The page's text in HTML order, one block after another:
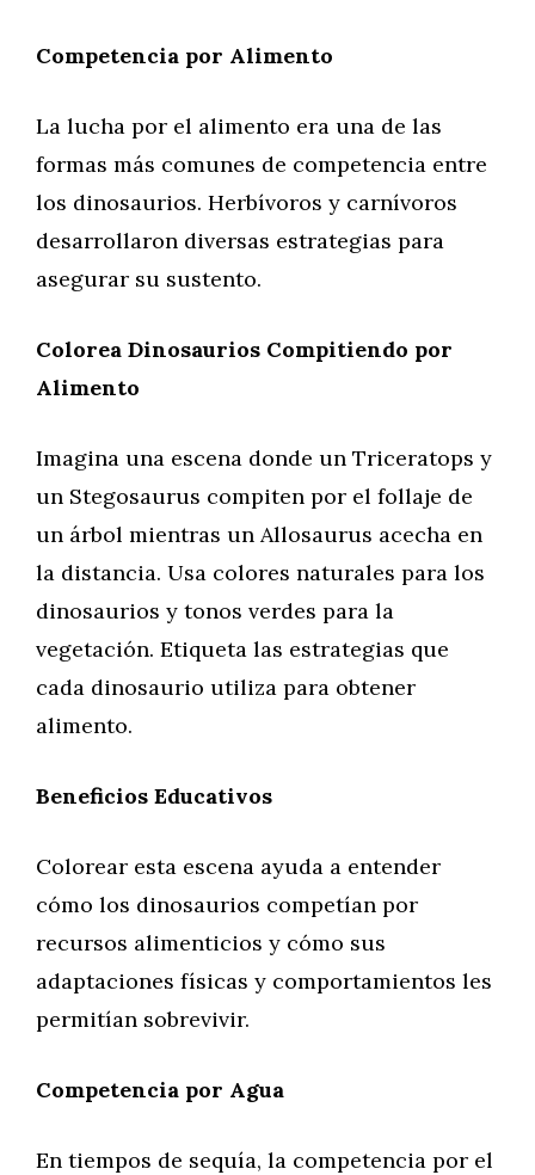
Competencia por Alimento
La lucha por el alimento era una de las
formas más comunes de competencia entre
los dinosaurios. Herbívoros y carnívoros
desarrollaron diversas estrategias para
asegurar su sustento.
Colorea Dinosaurios Compitiendo por
Alimento
Imagina una escena donde un Triceratops y
un Stegosaurus compiten por el follaje de
un árbol mientras un Allosaurus acecha en
la distancia. Usa colores naturales para los
dinosaurios y tonos verdes para la
vegetación. Etiqueta las estrategias que
cada dinosaurio utiliza para obtener
alimento.
Beneficios Educativos
Colorear esta escena ayuda a entender
cómo los dinosaurios competían por
recursos alimenticios y cómo sus
adaptaciones físicas y comportamientos les
permitían sobrevivir.
Competencia por Agua
En tiempos de sequía, la competencia por el